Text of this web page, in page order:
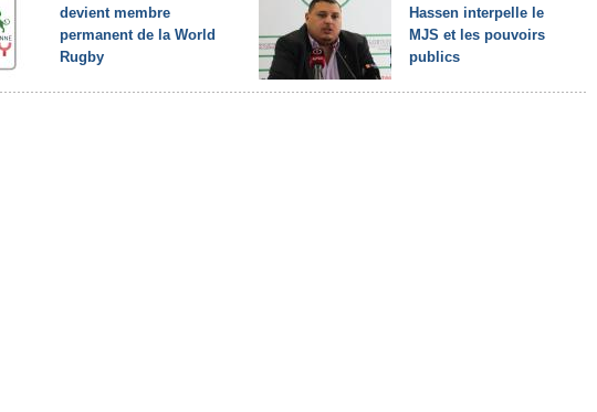
devient membre
permanent de la World
Rugby
Hassen interpelle le
MJS et les pouvoirs
publics